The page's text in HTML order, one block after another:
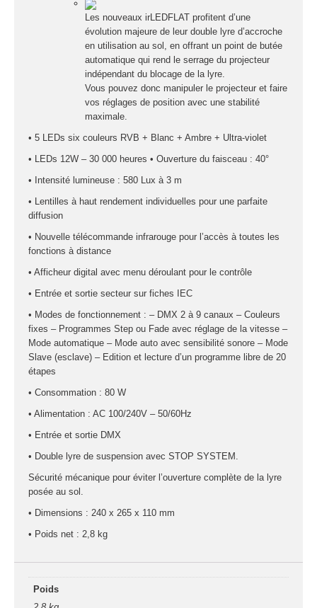
STRUCTURE PRO
Les nouveaux irLEDFLAT profitent d’une
évolution majeure de leur double lyre d’accroche
en utilisation au sol, en offrant un point de butée
automatique qui rend le serrage du projecteur
indépendant du blocage de la lyre.
Vous pouvez donc manipuler le projecteur et faire
vos réglages de position avec une stabilité
maximale.
• 5 LEDs six couleurs RVB + Blanc + Ambre + Ultra-violet
• LEDs 12W – 30 000 heures • Ouverture du faisceau : 40°
• Intensité lumineuse : 580 Lux à 3 m
• Lentilles à haut rendement individuelles pour une parfaite
diffusion
• Nouvelle télécommande infrarouge pour l’accès à toutes les
fonctions à distance
• Afficheur digital avec menu déroulant pour le contrôle
• Entrée et sortie secteur sur fiches IEC
• Modes de fonctionnement : – DMX 2 à 9 canaux – Couleurs
fixes – Programmes Step ou Fade avec réglage de la vitesse –
Mode automatique – Mode auto avec sensibilité sonore – Mode
Slave (esclave) – Edition et lecture d’un programme libre de 20
étapes
• Consommation : 80 W
• Alimentation : AC 100/240V – 50/60Hz
• Entrée et sortie DMX
• Double lyre de suspension avec STOP SYSTEM.
Sécurité mécanique pour éviter l’ouverture complète de la lyre
posée au sol.
• Dimensions : 240 x 265 x 110 mm
• Poids net : 2,8 kg
Poids